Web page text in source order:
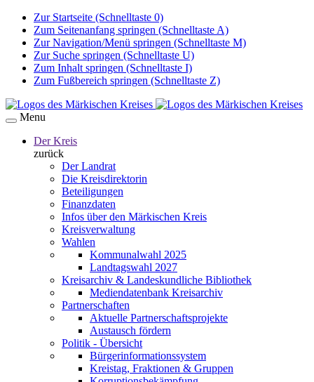
Zur Startseite (Schnelltaste 0)
Zum Seitenanfang springen (Schnelltaste A)
Zur Navigation/Menü springen (Schnelltaste M)
Zur Suche springen (Schnelltaste U)
Zum Inhalt springen (Schnelltaste I)
Zum Fußbereich springen (Schnelltaste Z)
Menu
Der Kreis
zurück
Der Landrat
Die Kreisdirektorin
Beteiligungen
Finanzdaten
Infos über den Märkischen Kreis
Kreisverwaltung
Wahlen
Kommunalwahl 2025
Landtagswahl 2027
Kreisarchiv & Landeskundliche Bibliothek
Mediendatenbank Kreisarchiv
Partnerschaften
Aktuelle Partnerschaftsprojekte
Austausch fördern
Politik - Übersicht
Bürgerinformationssystem
Kreistag, Fraktionen & Gruppen